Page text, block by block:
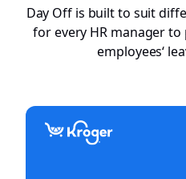
Day Off is built to suit
for every HR manager
employees‘